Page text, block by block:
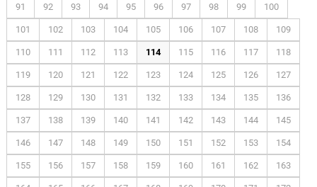
91 92 93 94 95 96 97 98 99 100
101 102 103 104 105 106 107 108 109
110 111 112 113 114 115 116 117 118
119 120 121 122 123 124 125 126 127
128 129 130 131 132 133 134 135 136
137 138 139 140 141 142 143 144 145
146 147 148 149 150 151 152 153 154
155 156 157 158 159 160 161 162 163